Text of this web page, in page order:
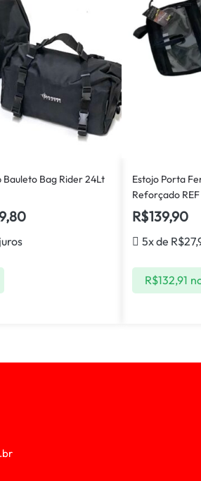
Bauleto Bag Rider 24Lt
Estojo Porta
Reforçado REF
R$139,90
5x de R$
R$132,91